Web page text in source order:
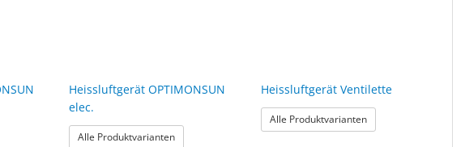
OPTIMONSUN
Heissluftgerät OPTIMONSUN
elec.
Alle Produktvarianten: Heissluftgerät OPTIMONSUN elec.
Heissluftgerät Ventilette
Alle Produktvarianten: Heissluftgerät